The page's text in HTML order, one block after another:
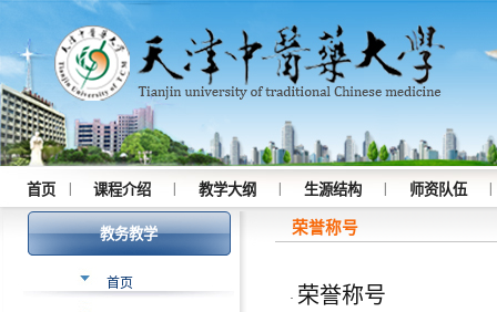
首页 课程介绍 教学大纲 生源结构 师资队伍
教务教学
首页
荣誉称号
· 荣誉称号